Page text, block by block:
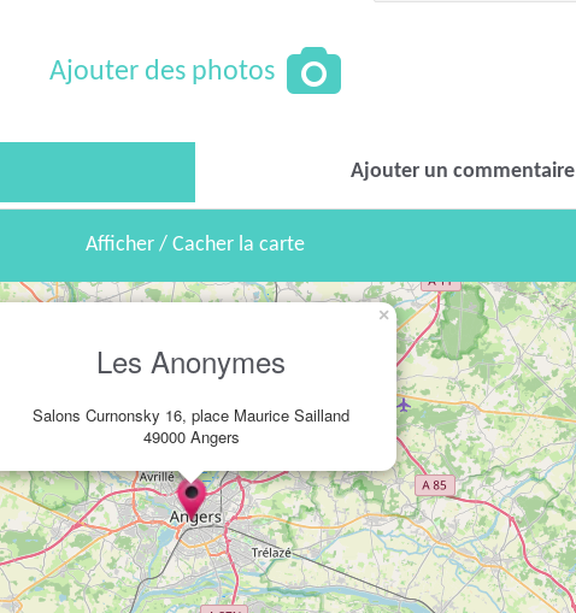
Ajouter des photos
Ajouter un commentaire
Afficher / Cacher la carte
Les Anonymes
Salons Curnonsky 16, place Maurice Sailland
49000 Angers
×